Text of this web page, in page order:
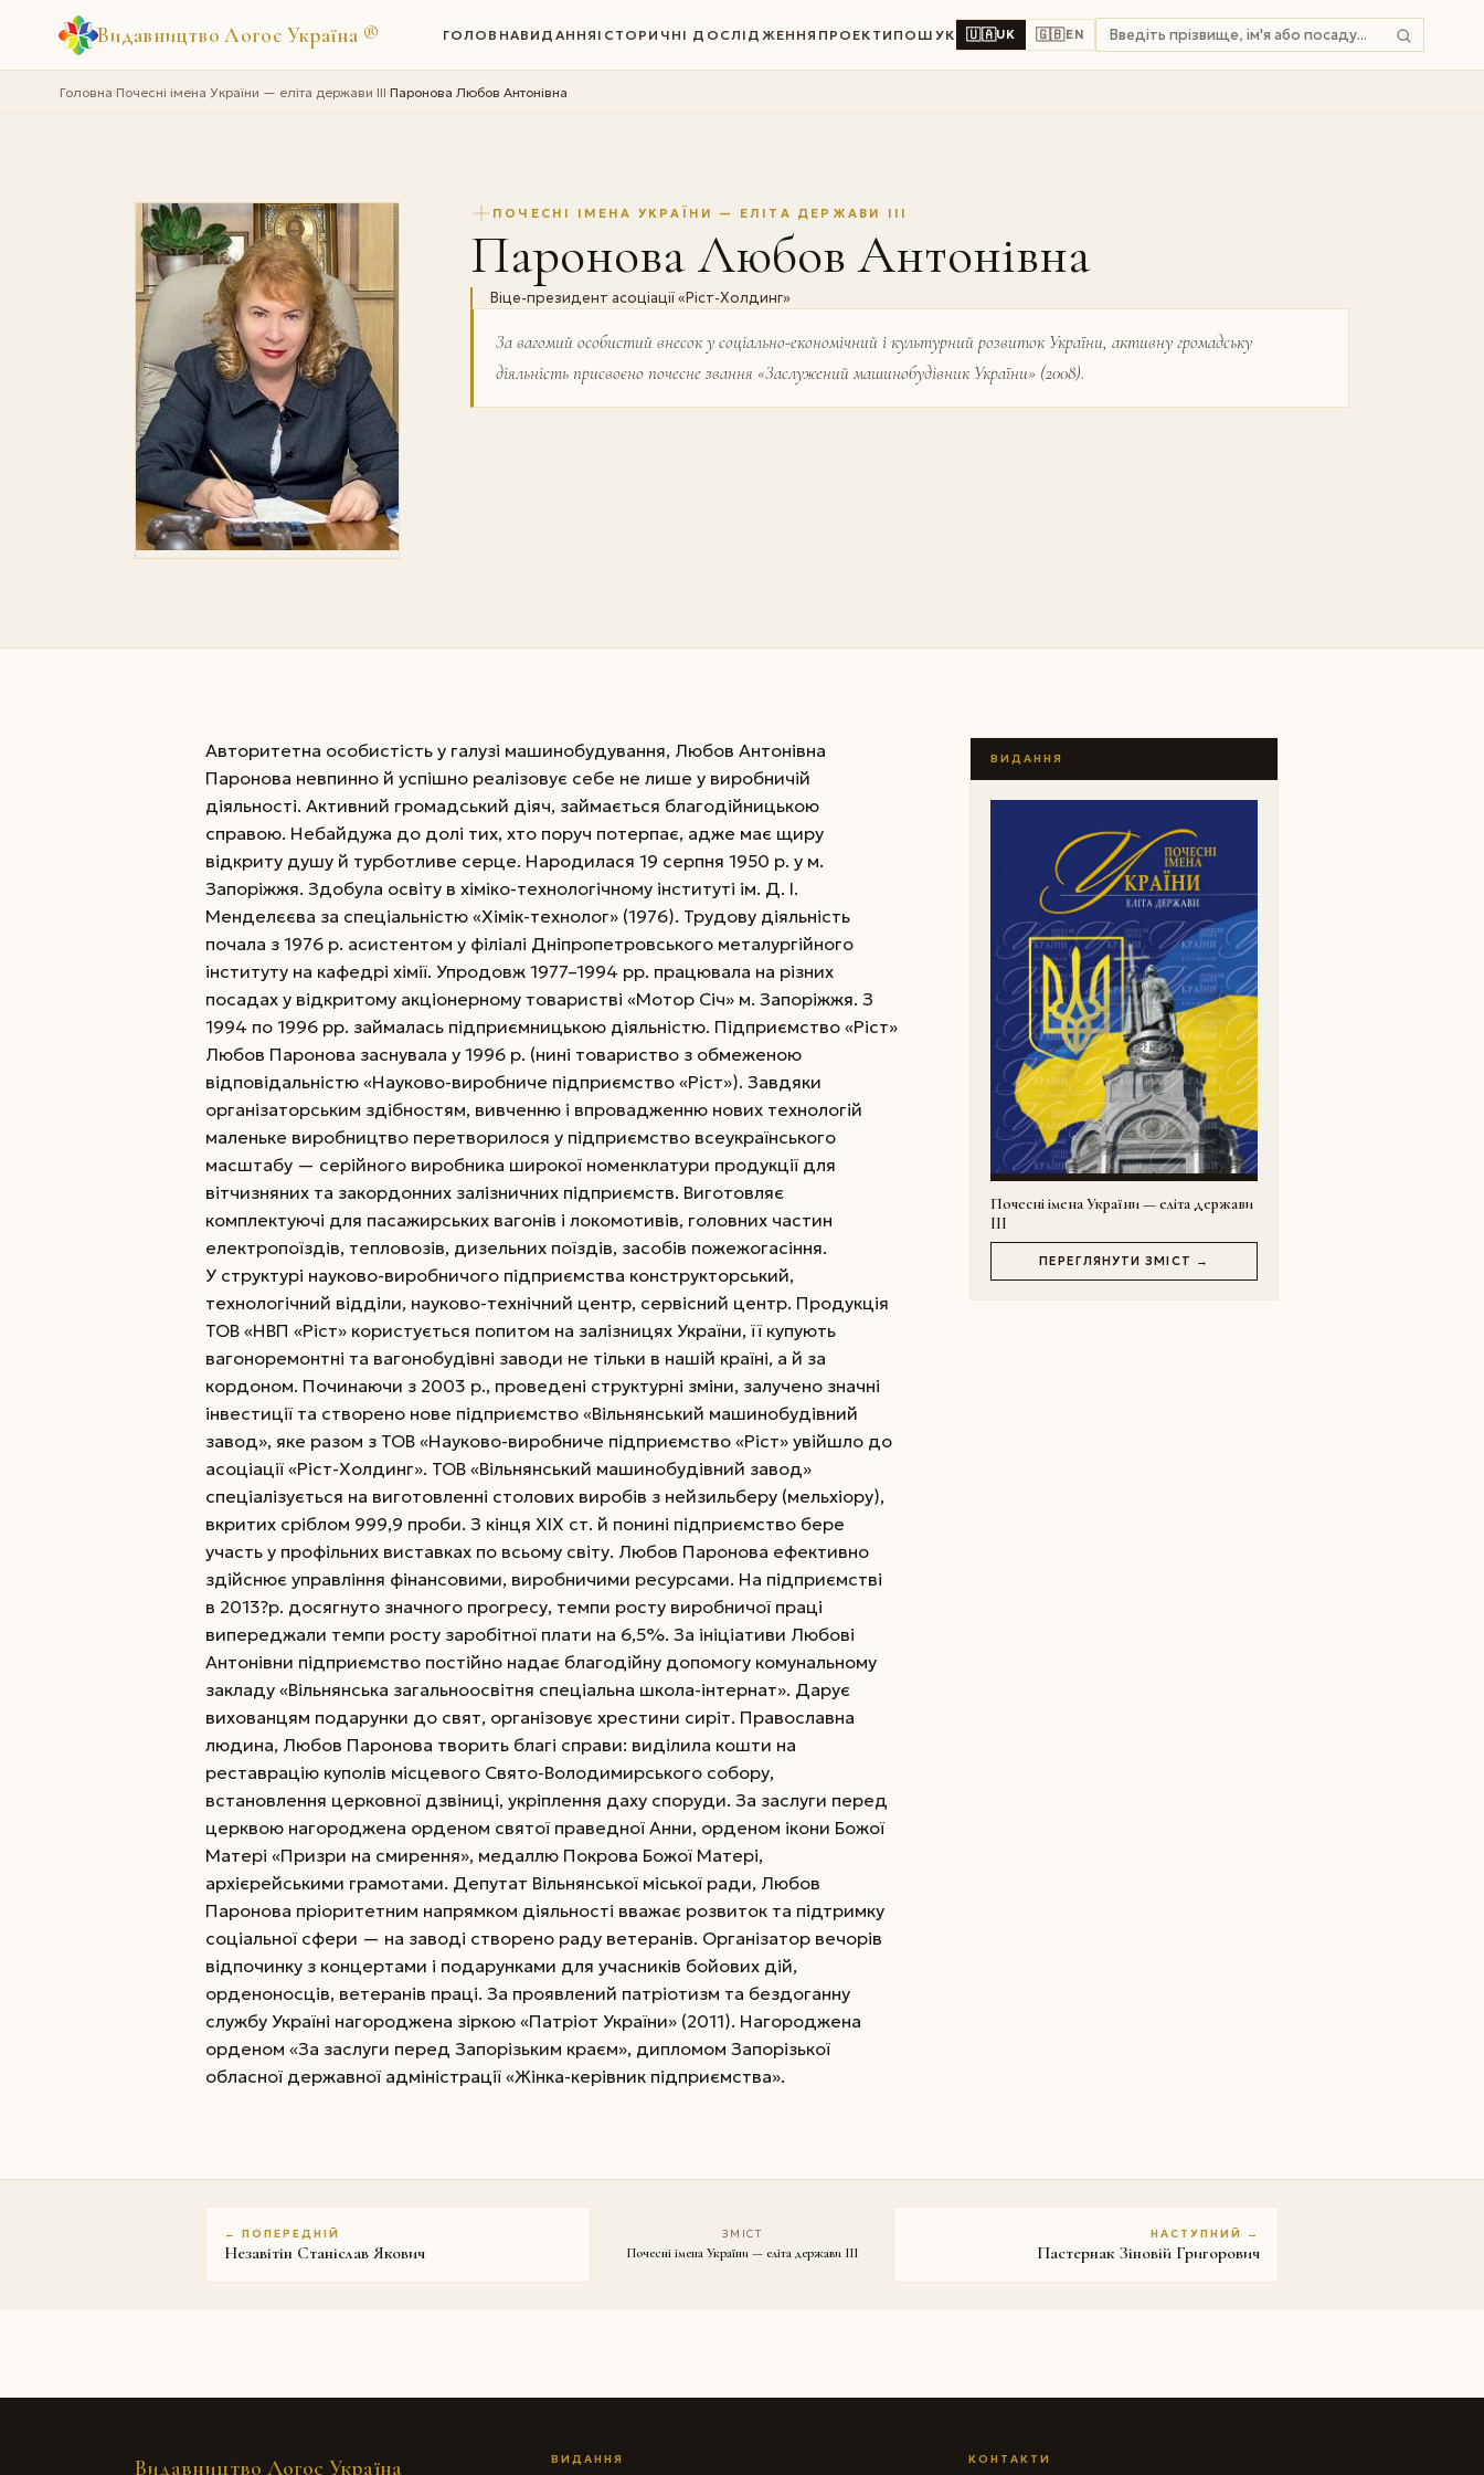
Видавництво Логос Україна ® ГОЛОВНАВИДАННЯ ІСТОРИЧНІ ДОСЛІДЖЕННЯ ПРОЕКТИ ПОШУК 🇺🇦UK 🇬🇧EN
Головна›Почесні імена України — еліта держави III›Паронова Любов Антонівна
ПОЧЕСНІ ІМЕНА УКРАЇНИ — ЕЛІТА ДЕРЖАВИ III
Паронова Любов Антонівна
Віце-президент асоціації «Ріст-Холдинг»
За вагомий особистий внесок у соціально-економічний і культурний розвиток України, активну громадську
діяльність присвоєно почесне звання «Заслужений машинобудівник Украї­ни» (2008).
Авторитетна особистість у галузі машинобудування, Любов Антонівна
Паронова невпинно й успішно реалізовує себе не лише у виробничій
діяльності. Активний громадський діяч, займається благодійницькою
справою. Небайдужа до долі тих, хто поруч потерпає, адже має щиру
відкриту душу й турботливе серце. Народилася 19 серпня 1950 р. у м.
Запоріжжя. Здобула освіту в хіміко-технологічному інституті ім. Д. І.
Менделєєва за спеціальністю «Хімік-технолог» (1976). Трудову діяльність
почала з 1976 р. асистентом у філіалі Дніпропетровського металургійного
інституту на кафедрі хімії. Упродовж 1977–1994 рр. працювала на різних
посадах у відкритому акціонерному товаристві «Мотор Січ» м. Запоріжжя. З
1994 по 1996 рр. зай­малась підприємницькою діяльністю. Підприємство «Ріст»
Любов Паронова заснувала у 1996 р. (нині товариство з обмеженою
відповідальністю «Науково-виробниче підприємство «Ріст»). Завдяки
організаторським здіб­ностям, вивченню і впровадженню нових технологій
маленьке виробництво перетворилося у підприємство всеукраїнського
масштабу — серійного виробника широкої номенклатури продукції для
вітчизняних та закордонних залізничних підприємств. Виготовляє
комплектуючі для пасажирських вагонів і локомотивів, головних частин
електропоїздів, тепловозів, дизельних поїздів, засобів пожежогасіння.
У структурі науково-виробничого підприємства конструкторський,
технологічний відділи, науково-технічний центр, сервісний центр. Продукція
ТОВ «НВП «Ріст» користується попитом на залізницях України, її купують
вагоноремонтні та вагонобудівні заводи не тільки в нашій країні, а й за
кордоном. Починаючи з 2003 р., проведені структурні зміни, залучено значні
інвестиції та створено нове підприємство «Вільнянський машинобудівний
завод», яке разом з ТОВ «Науково-виробниче підприємство «Ріст» увійшло до
асоціації «Ріст-Холдинг». ТОВ «Вільнянський машинобудівний завод»
спеціалізується на виготовленні столових виробів з нейзильберу (мельхіору),
вкритих сріблом 999,9 проби. З кінця XIX ст. й понині підприємство бере
участь у профільних виставках по всьому світу. Любов Паронова ефективно
здійснює управління фінансовими, виробничими ресурсами. На підприємстві
в 2013?р. досягнуто значного прогресу, темпи росту виробничої праці
випереджали темпи росту заробітної плати на 6,5%. За ініціативи Любові
Антонівни підприємство постійно надає благодійну допомогу комунальному
закладу «Вільнянська загальноосвітня спеціальна школа-інтернат». Дарує
вихованцям подарунки до свят, організовує хрестини сиріт. Православна
людина, Любов Паронова творить благі справи: виділила кошти на
реставрацію куполів місцевого Свято-Володимирського собору,
встановлення церковної дзвіниці, укріп­лення даху споруди. За заслуги перед
церквою нагороджена орденом святої праведної Анни, орденом ікони Божої
Матері «Призри на смирення», медаллю Покрова Божої Матері,
архієрейськими грамотами. Депутат Вільнянської міської ради, Любов
Паронова пріоритетним напрямком діяльності вважає розвиток та підтримку
соціальної сфери — на заводі створено раду ветеранів. Організатор вечорів
відпочинку з концертами і подарунками для учасників бойових дій,
орденоносців, ветеранів праці. За проявлений патріотизм та бездоганну
службу Україні нагороджена зіркою «Патріот України» (2011). Нагороджена
орденом «За заслуги перед Запорізьким краєм», дипломом Запорізької
обласної державної адміністрації «Жінка-керівник підприємства».
ВИДАННЯ
Почесні імена України — еліта держави
III
ПЕРЕГЛЯНУТИ ЗМІСТ →
← ПОПЕРЕДНІЙ
Незавітін Станіслав Якович
ЗМІСТ
Почесні імена України — еліта держави III
НАСТУПНИЙ →
Пастернак Зіновій Григорович
Видавництво Логос Україна ВИДАННЯ КОНТАКТИ